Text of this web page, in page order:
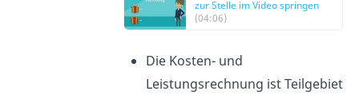
zur Stelle im Video springen
(04:06)
Die Kosten- und
Leistungsrechnung ist Teilgebiet